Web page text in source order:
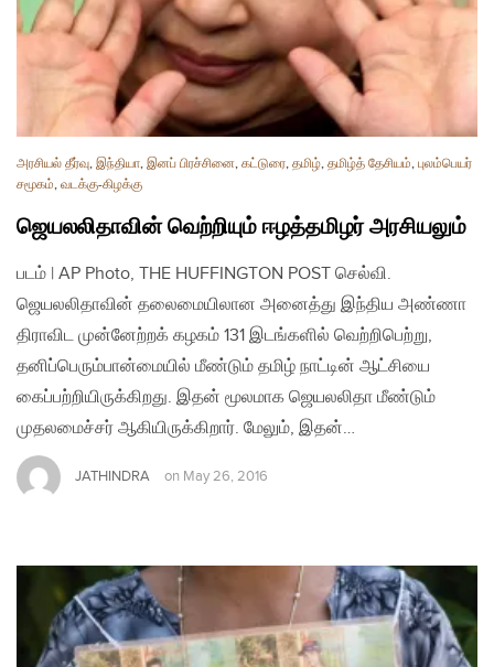
அரசியல் தீர்வு, இந்தியா, இனப் பிரச்சினை, கட்டுரை, தமிழ், தமிழ்த் தேசியம், புலம்பெயர்
சமூகம், வடக்கு-கிழக்கு
ஜெயலலிதாவின் வெற்றியும் ஈழத்தமிழர் அரசியலும்
படம் | AP Photo, THE HUFFINGTON POST செல்வி.
ஜெயலலிதாவின் தலைமையிலான அனைத்து இந்திய அண்ணா
திராவிட முன்னேற்றக் கழகம் 131 இடங்களில் வெற்றிபெற்று,
தனிப்பெரும்பான்மையில் மீண்டும் தமிழ் நாட்டின் ஆட்சியை
கைப்பற்றியிருக்கிறது. இதன் மூலமாக ஜெயலலிதா மீண்டும்
முதலமைச்சர் ஆகியிருக்கிறார். மேலும், இதன்…
JATHINDRA on May 26, 2016